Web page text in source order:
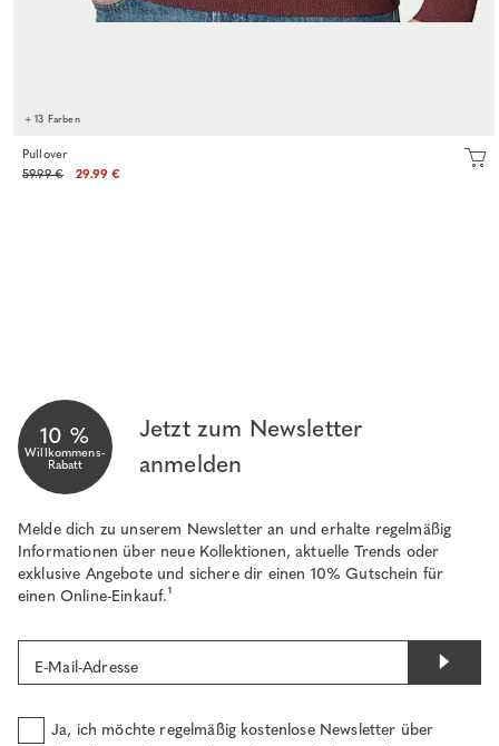
+ 13 Farben
Pullover
59.99 €
29.99 €
10 %
Willkommens-
Rabatt
Jetzt zum Newsletter
anmelden
Melde dich zu unserem Newsletter an und erhalte regelmäßig
Informationen über neue Kollektionen, aktuelle Trends oder
exklusive Angebote und sichere dir einen 10% Gutschein für
einen Online-Einkauf.¹
E-Mail-Adresse
Ja, ich möchte regelmäßig kostenlose Newsletter über